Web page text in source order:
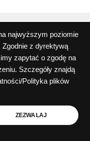
najwyższym poziomie
z dyrektywą
zapytać o zgodę na
Szczegóły znajdą
Polityka plików
ZEZWALAJ
oraz wszystkie inne
stronach
Oskar Perek